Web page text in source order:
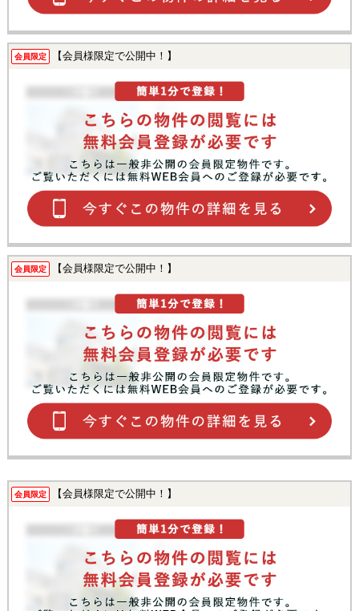
会員限定 【会員様限定で公開中！】
会員限定 【会員様限定で公開中！】
会員限定 【会員様限定で公開中！】